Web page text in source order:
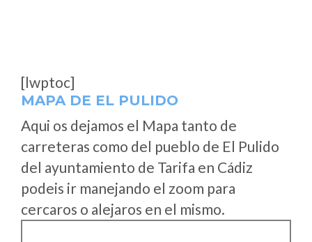
[lwptoc]
MAPA DE EL PULIDO
Aqui os dejamos el Mapa tanto de
carreteras como del pueblo de El Pulido
del ayuntamiento de Tarifa en Cádiz
podeis ir manejando el zoom para
cercaros o alejaros en el mismo.